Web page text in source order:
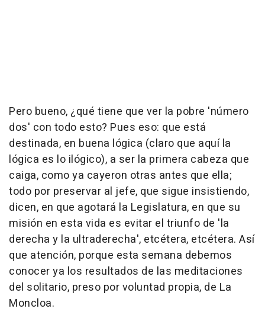
Pero bueno, ¿qué tiene que ver la pobre 'número
dos' con todo esto? Pues eso: que está
destinada, en buena lógica (claro que aquí la
lógica es lo ilógico), a ser la primera cabeza que
caiga, como ya cayeron otras antes que ella;
todo por preservar al jefe, que sigue insistiendo,
dicen, en que agotará la Legislatura, en que su
misión en esta vida es evitar el triunfo de 'la
derecha y la ultraderecha', etcétera, etcétera. Así
que atención, porque esta semana debemos
conocer ya los resultados de las meditaciones
del solitario, preso por voluntad propia, de La
Moncloa.